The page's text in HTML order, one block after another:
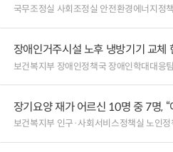
국무조정실 사회조정실 안전환경에너지정
장애인거주시설 노후 냉방기기 교체
보건복지부 장애인정책국 장애인학대대응팀
장기요양 재가 어르신 10명 중 7명,
보건복지부 인구·사회서비스정책실 노인